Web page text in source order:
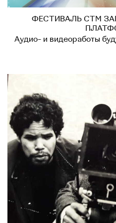
ФЕСТИВАЛЬ CTM
Аудио- и видеоработы